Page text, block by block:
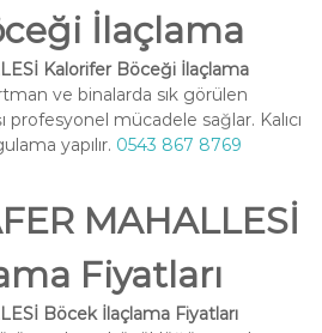
İlaçlama
Kalorifer Böceği İlaçlama
ve binalarda sık görülen
profesyonel mücadele sağlar. Kalıcı
yapılır. 0543 867 8769
MAHALLESİ
Fiyatları
Böcek İlaçlama Fiyatları